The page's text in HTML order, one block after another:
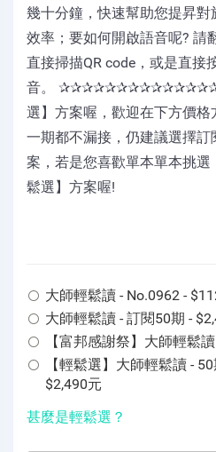
幾十分鐘，快速幫助您提昇
效率；要如何開啟語音呢? 請
直接掃描QR code，或是直接
音。
選】方案喔，歡迎在下方價
一期都不漏接，仍建議選擇
案，若是您喜歡單本單本挑
鬆選】方案喔!
大師輕鬆讀 - No.0962 -
大師輕鬆讀 - 訂閱50期 -
【富邦感謝祭】大師輕鬆
【輕鬆選】大師輕鬆讀 -
$2,490元
甚麼是輕鬆選？